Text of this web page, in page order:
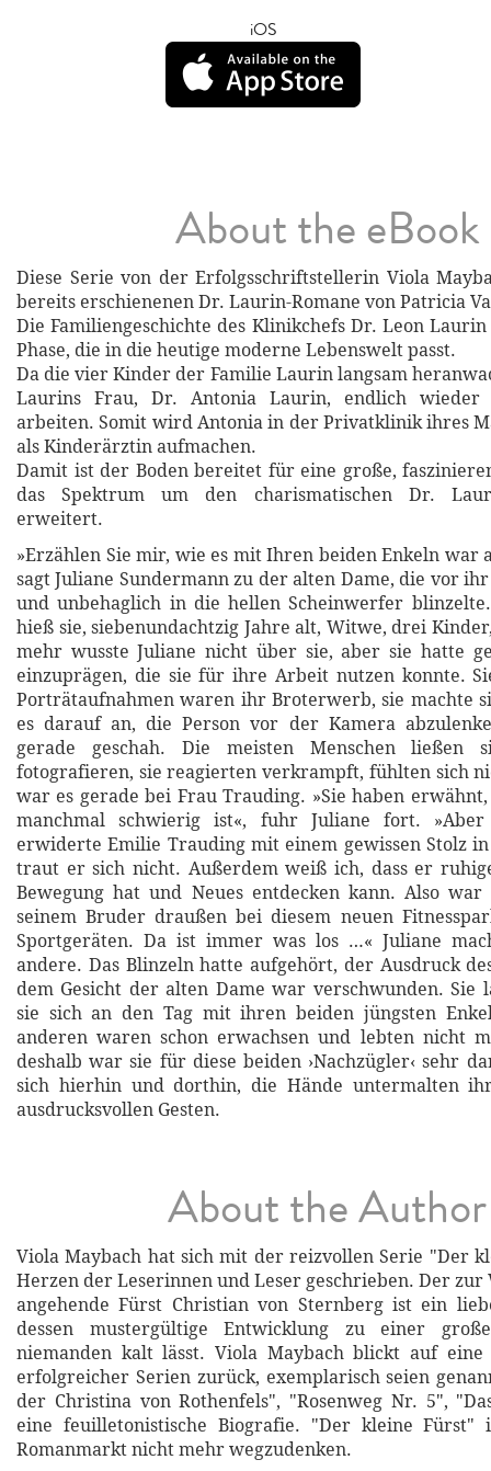
iOS
About the eBook
Diese Serie von der Erfolgsschriftstellerin Viola
bereits erschienenen Dr. Laurin-Romane von Patricia
Die Familiengeschichte des Klinikchefs Dr. Leon
Phase, die in die heutige moderne Lebenswelt passt.
Da die vier Kinder der Familie Laurin langsam
Laurins Frau, Dr. Antonia Laurin, endlich wieder
arbeiten. Somit wird Antonia in der Privatklinik ihres
als Kinderärztin aufmachen.
Damit ist der Boden bereitet für eine große,
das Spektrum um den charismatischen Dr.
erweitert.
»Erzählen Sie mir, wie es mit Ihren beiden Enkeln war
sagt Juliane Sundermann zu der alten Dame, die vor
und unbehaglich in die hellen Scheinwerfer
hieß sie, siebenundachtzig Jahre alt, Witwe, drei
mehr wusste Juliane nicht über sie, aber sie hatte
einzuprägen, die sie für ihre Arbeit nutzen konnte.
Porträtaufnahmen waren ihr Broterwerb, sie machte
es darauf an, die Person vor der Kamera
gerade geschah. Die meisten Menschen ließen
fotografieren, sie reagierten verkrampft, fühlten sich
war es gerade bei Frau Trauding. »Sie haben erwähnt,
manchmal schwierig ist«, fuhr Juliane fort.
erwiderte Emilie Trauding mit einem gewissen Stolz
traut er sich nicht. Außerdem weiß ich, dass er
Bewegung hat und Neues entdecken kann. Also
seinem Bruder draußen bei diesem neuen
Sportgeräten. Da ist immer was los …« Juliane
andere. Das Blinzeln hatte aufgehört, der Ausdruck
dem Gesicht der alten Dame war verschwunden. Sie
sie sich an den Tag mit ihren beiden jüngsten
anderen waren schon erwachsen und lebten nicht
deshalb war sie für diese beiden ›Nachzügler‹ sehr
sich hierhin und dorthin, die Hände untermalten
ausdrucksvollen Gesten.
About the Author
Viola Maybach hat sich mit der reizvollen Serie "Der
Herzen der Leserinnen und Leser geschrieben. Der zur
angehende Fürst Christian von Sternberg ist ein
dessen mustergültige Entwicklung zu einer
niemanden kalt lässt. Viola Maybach blickt auf eine
erfolgreicher Serien zurück, exemplarisch seien
der Christina von Rothenfels", "Rosenweg Nr. 5",
eine feuilletonistische Biografie. "Der kleine Fürst"
Romanmarkt nicht mehr wegzudenken.